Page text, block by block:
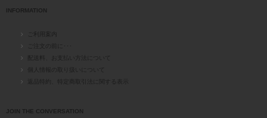
INFORMATION
ご利用案内
ご注文の前に･･･
個人情報の取り扱いについて
返品特約、特定商取引法に関する表示
JOIN THE CONVERSATION